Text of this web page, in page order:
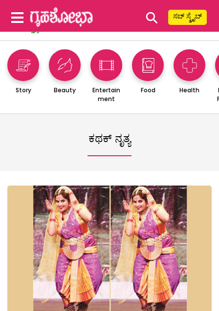
⚲ ಸಬ್ ಸ್ಕ್ರೈಬ್
Story Beauty
Entertain
ment
Food Health
ಕಥಕ್ ನೃತ್ಯ